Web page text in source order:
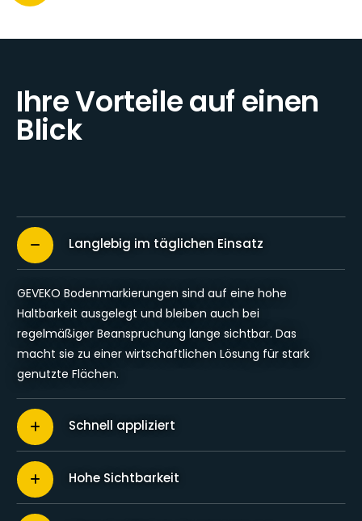
Ihre Vorteile auf einen
Blick
Langlebig im täglichen Einsatz
GEVEKO Bodenmarkierungen sind auf eine hohe
Haltbarkeit ausgelegt und bleiben auch bei
regelmäßiger Beanspruchung lange sichtbar. Das
macht sie zu einer wirtschaftlichen Lösung für stark
genutzte Flächen.
Schnell appliziert
Hohe Sichtbarkeit